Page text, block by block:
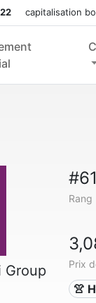
capitalisation
Group
Rang
Prix
👚